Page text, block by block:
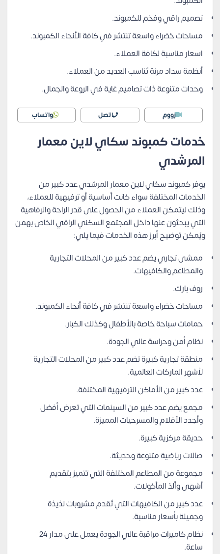
تصميم راقي وفخم للكمبوند.
مساحات خضراء واسعة تنتشر في كافة الأنحاء الكمبوند.
اسعار مناسبة لكافة العملاء.
أنظمة سداد مرنة تُناسب العديد من العملاء.
وحدات متنوعة ذات تصاميم غاية في الروعة والجمال.
زووم اتصل واتساب
خدمات كمبوند سكاي لاين معمار
المرشدي
يوفر كمبوند سكاي لاين معمار المرشدي عدد كبير من
الخدمات المختلفة سواء كانت أساسية أو ترفيهية للعملاء،
وذلك ليتمكن العملاء من الحصول على قدر الراحة والرفاهية
التي يبحثون عنها داخل المجتمع السكني الراقي الخاص بهمن
ويُمكن توضيح أبرز هذه الخدمات فيما يلي:
ممشى تجاري يضم عدد كبير من المحلات التجارية
والمطاعم والكافيهات.
روف بارك.
مساحات خضراء واسعة تنتشر في كافة أنحاء الكمبوند.
حمامات سباحة خاصة بالأطفال وكذلك الكبار.
نظام أمن وحراسة عالي الجودة.
منطقة تجارية كبيرة تضم عدد كبير من المحلات التجارية
لأشهر الماركات العالمية.
عدد كبير من الأماكن الترفيهية المختلفة.
مجمع يضم عدد كبير من السينمات التي تعرض أفضل
وأجدد الأفلام والمسرحيات المميزة.
حديقة مركزية كبيرة.
صالات رياضية متنوعة وحديثة.
مجموعة من المطاعم المختلفة التي تتميز بتقديم
أشهى وألذ المأكولات.
عدد كبير من الكافيهات التي تُقدم مشروبات لذيذة
وجميلة بأسعار مناسبة.
نظام كاميرات مراقبة عالي الجودة يعمل على مدار 24
ساعة.